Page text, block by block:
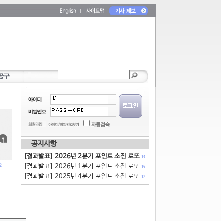
2
공지사항
[결과발표] 2026년 2분기 포인트 소진 로또 13
[결과발표] 2026년 1분기 포인트 소진 로또 15
[결과발표] 2025년 4분기 포인트 소진 로또 17